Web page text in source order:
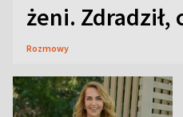
żeni. Zdradził,
Rozmowy